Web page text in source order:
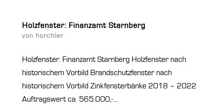
Holzfenster: Finanzamt Starnberg
von horchler
Holzfenster: Finanzamt Starnberg Holzfenster nach
historischem Vorbild Brandschutzfenster nach
historischem Vorbild Zinkfensterbänke 2018 – 2022
Auftragswert ca. 565.000,-...